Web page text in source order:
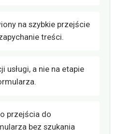
na szybkie przejście
treści.
usługi, a nie na etapie
przejścia do
bez szukania